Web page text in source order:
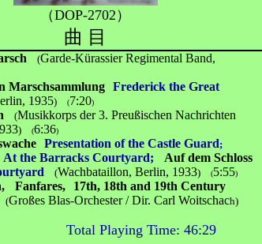
（DOP-2702）
曲 目
(Garde-Kürassier Regimental Band,
Marschsammlung Frederick the Great
1935)(7:20)
(Musikkorps der 3. Preußischen Nachrichten
)(6:36)
Presentation of the Castle Guard;
At the Barracks Courtyard;
Auf dem Schloss
(Wachbataillon, Berlin, 1933)(5:55)
Fanfares,
17th, 18th and 19th Century
(Großes Blas-Orchester / Dir. Carl Woitschach)
Total Playing Time: 46:29